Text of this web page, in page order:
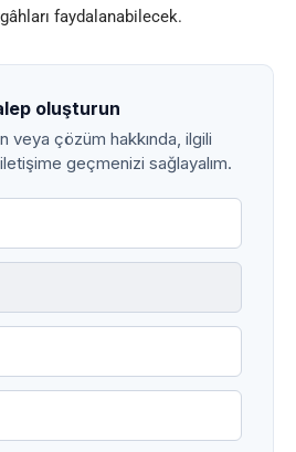
faydalanabilecek.
oluşturun
veya çözüm hakkında, ilgili
geçmenizi sağlayalım.